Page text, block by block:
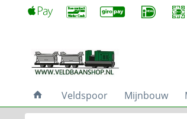
Veldspoor Mijnbouw